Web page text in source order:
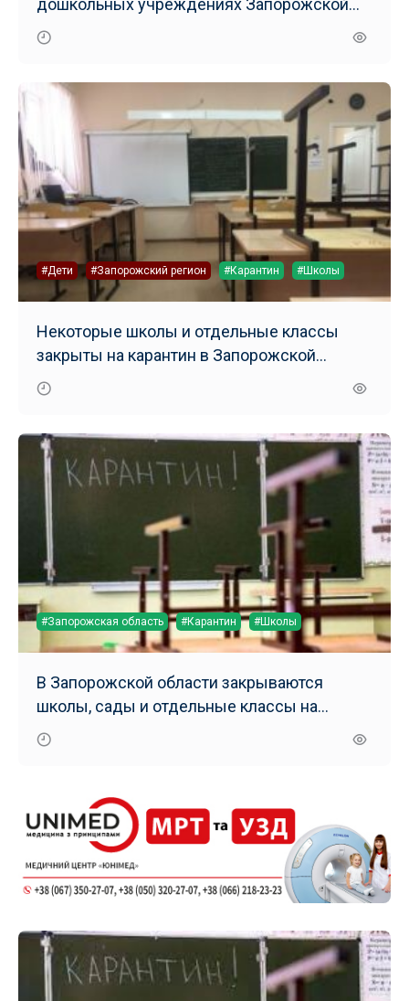
дошкольных учреждениях Запорожской
области
#Дети #Запорожский регион #Карантин #Школы
Некоторые школы и отдельные классы
закрыты на карантин в Запорожской
области
#Запорожская область #Карантин #Школы
В Запорожской области закрываются
школы, сады и отдельные классы на
карантин